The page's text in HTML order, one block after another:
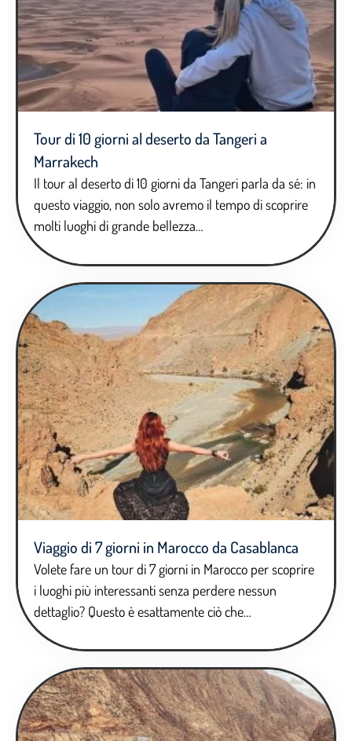
Tour di 10 giorni al deserto da Tangeri a
Marrakech
Il tour al deserto di 10 giorni da Tangeri parla da sé: in
questo viaggio, non solo avremo il tempo di scoprire
molti luoghi di grande bellezza…
Viaggio di 7 giorni in Marocco da Casablanca
Volete fare un tour di 7 giorni in Marocco per scoprire
i luoghi più interessanti senza perdere nessun
dettaglio? Questo è esattamente ciò che…